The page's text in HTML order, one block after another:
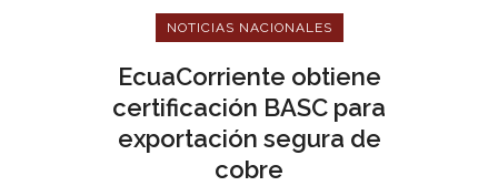
NOTICIAS NACIONALES
EcuaCorriente obtiene
certificación BASC para
exportación segura de
cobre